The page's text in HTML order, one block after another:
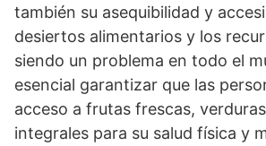
también su asequibilidad y
desiertos alimentarios y los
siendo un problema en todo el
esencial garantizar que las
acceso a frutas frescas,
integrales para su salud física y